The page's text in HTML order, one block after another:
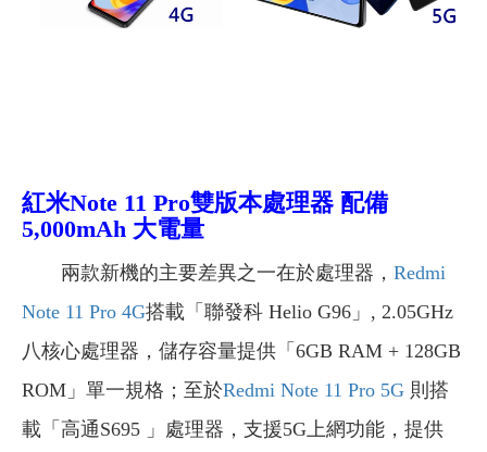
紅米Note 11 Pro雙版本處理器 配備
5,000mAh 大電量
兩款新機的主要差異之一在於處理器， Redmi
Note 11 Pro 4G搭載「聯發科 Helio G96」, 2.05GHz
八核心處理器，儲存容量提供「6GB RAM + 128GB
ROM」單一規格；至於Redmi Note 11 Pro 5G 則搭
載「高通S695 」處理器，支援5G上網功能，提供